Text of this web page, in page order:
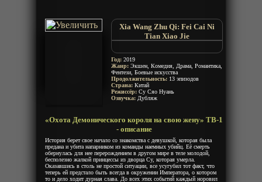
Xia Wang Zhu Qi: Fei Cai Ni
Tian Xiao Jie
His Wife
Xie Wang Zhui Qi
Год: 2019
Жанр: Экшен, Комедия, Драма, Романтика,
Фентези, Боевые искусства
Продолжительность: 13 эпизодов
Страна: Китай
Режиссёр: Су Сяо Нуань
Озвучка: Дубляж
«Охота Демонического короля на свою жену» ТВ-1
- описание
История берет свое начало со знакомства с девушкой, которая была
предана и убита напарником из команды наемных убийц. Её смерть
обернулась для нее перерождением в другом мире в теле молодой,
бесполезно жалкой принцессы из дворца Су, которая умерла.
Оказавшись в столь не простой ситуации, все усугубил тот факт, что
теперь ей предстало быть всегда в окружении Императора, о котором
то и дело ходит дурная слава. До всех этих событий каждый норовил